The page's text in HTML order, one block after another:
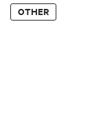
OTHER